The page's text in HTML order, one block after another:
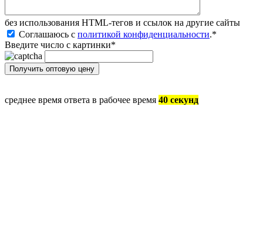
без иcпользования HTML-тегов и ссылок на другие сайты
Соглашаюсь с политикой конфиденциальности.*
Введите число с картинки*
среднее время ответа в рабочее время 40 секунд